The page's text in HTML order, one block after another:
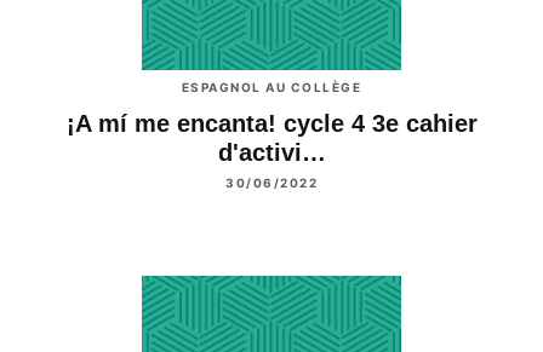
ESPAGNOL AU COLLÈGE
¡A mí me encanta! cycle 4 3e cahier
d'activi…
30/06/2022